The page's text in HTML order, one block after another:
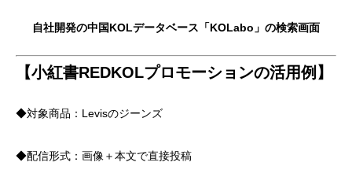
自社開発の中国KOLデータベース「KOLabo」の検索画面
【小紅書REDKOLプロモーションの活用例】
◆対象商品：Levisのジーンズ
◆配信形式：画像＋本文で直接投稿